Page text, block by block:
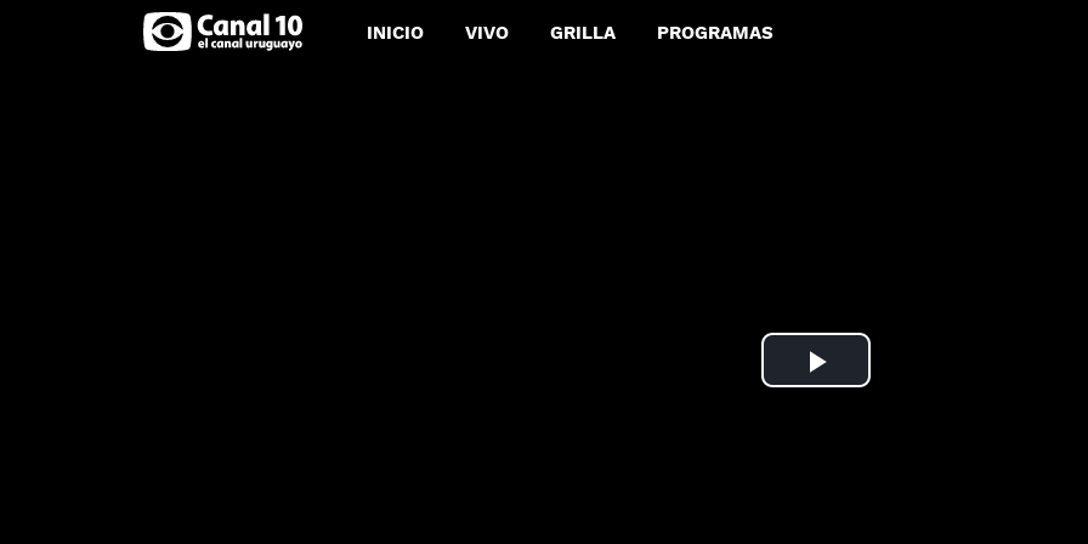
INICIO VIVO GRILLA PROGRAMAS
Play